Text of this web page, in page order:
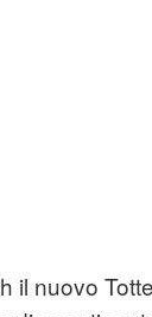
il nuovo